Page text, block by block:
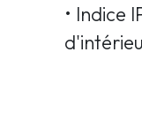
• Indice